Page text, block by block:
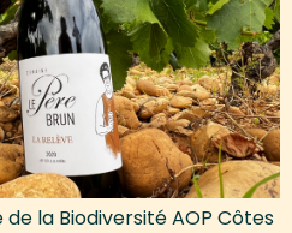
la Biodiversité AOP Côtes